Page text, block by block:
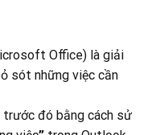
Office) là giải
sót những việc cần
trước đó bằng cách sử